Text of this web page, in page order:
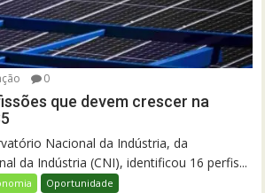
0
que devem crescer na
Nacional da Indústria, da
da Indústria (CNI), identificou 16 perfis...
Oportunidade